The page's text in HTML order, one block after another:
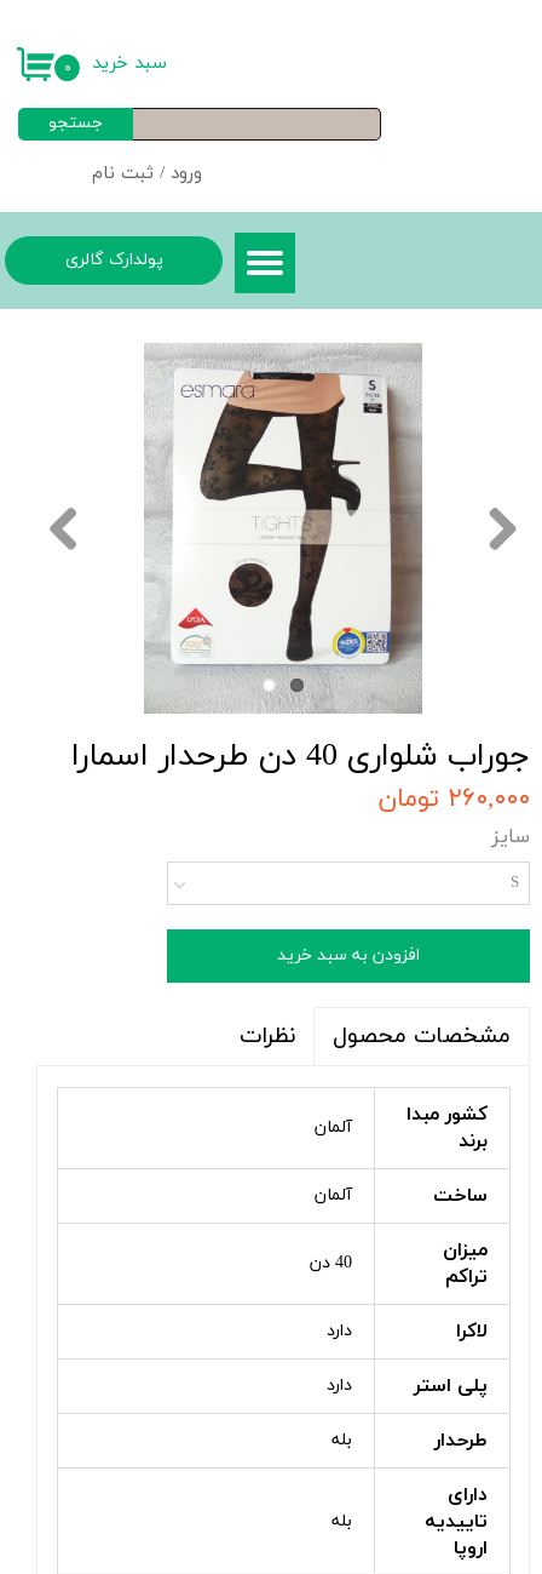
ورود / ثبت نام
خروج از حساب کاربری
جستجو
۰ سبد خرید
پولدارک گالری
جوراب شلواری 40 دن طرحدار اسمارا
۲۶۰,۰۰۰ تومان
سایز
S
افزودن به سبد خرید
مشخصات محصول نظرات
کشور مبدا
برند
آلمان
ساخت آلمان
میزان
تراکم
40 دن
لاکرا دارد
پلی استر دارد
طرحدار بله
دارای
تاییدیه
اروپا
بله